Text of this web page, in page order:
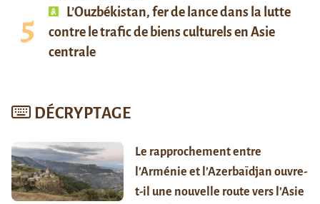
L’Ouzbékistan, fer de lance dans la lutte
contre le trafic de biens culturels en Asie
centrale
DÉCRYPTAGE
Le rapprochement entre
l’Arménie et l’Azerbaïdjan ouvre-
t-il une nouvelle route vers l’Asie